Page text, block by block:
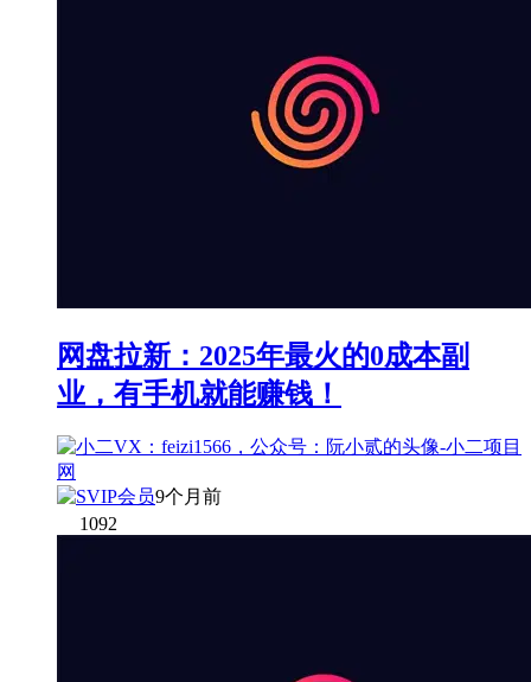
网盘拉新：2025年最火的0成本副
业，有手机就能赚钱！
9个月前
1092